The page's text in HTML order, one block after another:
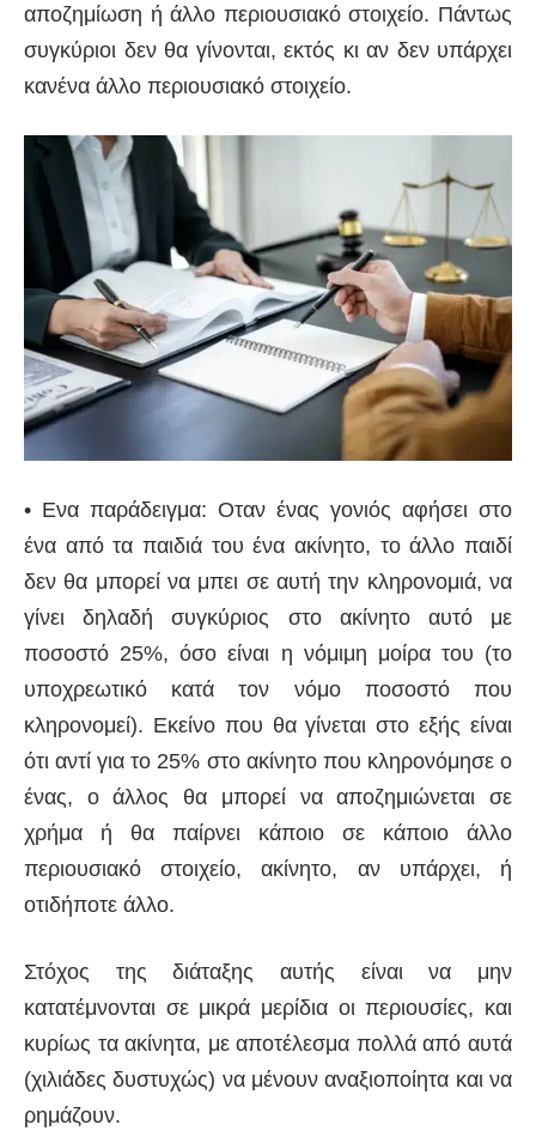
αποζημίωση ή άλλο περιουσιακό στοιχείο. Πάντως
συγκύριοι δεν θα γίνονται, εκτός κι αν δεν υπάρχει
κανένα άλλο περιουσιακό στοιχείο.
• Ενα παράδειγμα: Οταν ένας γονιός αφήσει στο
ένα από τα παιδιά του ένα ακίνητο, το άλλο παιδί
δεν θα μπορεί να μπει σε αυτή την κληρονομιά, να
γίνει δηλαδή συγκύριος στο ακίνητο αυτό με
ποσοστό 25%, όσο είναι η νόμιμη μοίρα του (το
υποχρεωτικό κατά τον νόμο ποσοστό που
κληρονομεί). Εκείνο που θα γίνεται στο εξής είναι
ότι αντί για το 25% στο ακίνητο που κληρονόμησε ο
ένας, ο άλλος θα μπορεί να αποζημιώνεται σε
χρήμα ή θα παίρνει κάποιο σε κάποιο άλλο
περιουσιακό στοιχείο, ακίνητο, αν υπάρχει, ή
οτιδήποτε άλλο.
Στόχος της διάταξης αυτής είναι να μην
κατατέμνονται σε μικρά μερίδια οι περιουσίες, και
κυρίως τα ακίνητα, με αποτέλεσμα πολλά από αυτά
(χιλιάδες δυστυχώς) να μένουν αναξιοποίητα και να
ρημάζουν.